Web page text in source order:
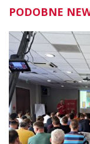
PODOBNE